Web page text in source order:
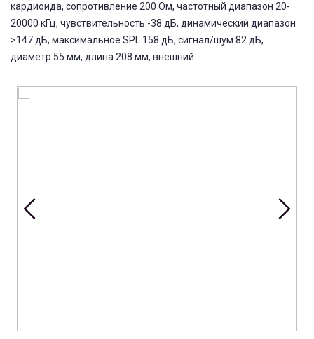
кардиоида, сопротивление 200 Ом, частотный диапазон 20-
20000 кГц, чувствительность -38 дБ, динамический диапазон
>147 дБ, максимальное SPL 158 дБ, сигнал/шум 82 дБ,
диаметр 55 мм, длина 208 мм, внешний